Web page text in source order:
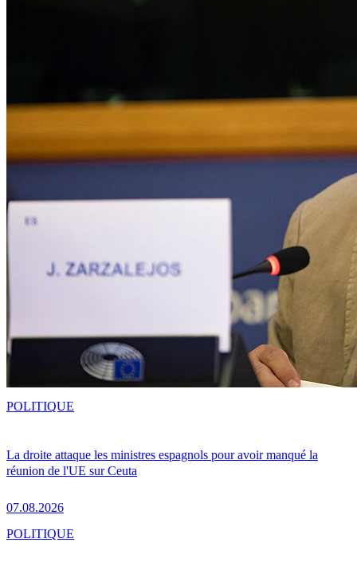
La droite attaque les ministres espagnols pour avoir manqué la
réunion de l'UE sur Ceuta
07.08.2026
POLITIQUE
POLITIQUE